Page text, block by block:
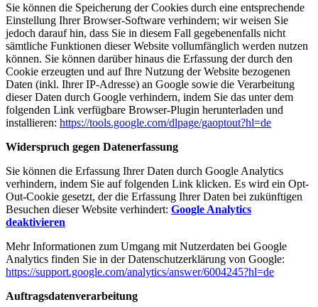
Sie können die Speicherung der Cookies durch eine entsprechende
Einstellung Ihrer Browser-Software verhindern; wir weisen Sie
jedoch darauf hin, dass Sie in diesem Fall gegebenenfalls nicht
sämtliche Funktionen dieser Website vollumfänglich werden nutzen
können. Sie können darüber hinaus die Erfassung der durch den
Cookie erzeugten und auf Ihre Nutzung der Website bezogenen
Daten (inkl. Ihrer IP-Adresse) an Google sowie die Verarbeitung
dieser Daten durch Google verhindern, indem Sie das unter dem
folgenden Link verfügbare Browser-Plugin herunterladen und
installieren: https://tools.google.com/dlpage/gaoptout?hl=de
Widerspruch gegen Datenerfassung
Sie können die Erfassung Ihrer Daten durch Google Analytics
verhindern, indem Sie auf folgenden Link klicken. Es wird ein Opt-
Out-Cookie gesetzt, der die Erfassung Ihrer Daten bei zukünftigen
Besuchen dieser Website verhindert: Google Analytics
deaktivieren
Mehr Informationen zum Umgang mit Nutzerdaten bei Google
Analytics finden Sie in der Datenschutzerklärung von Google:
https://support.google.com/analytics/answer/6004245?hl=de
Auftragsdatenverarbeitung